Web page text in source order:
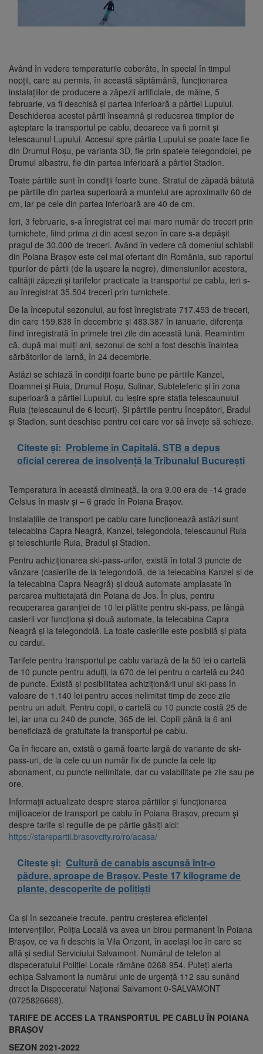
Având în vedere temperaturile coborâte, în special în timpul
nopții, care au permis, în această săptămână, funcționarea
instalațiilor de producere a zăpezii artificiale, de mâine, 5
februarie, va fi deschisă și partea inferioară a pârtiei Lupului.
Deschiderea acestei pârtii înseamnă și reducerea timpilor de
așteptare la transportul pe cablu, deoarece va fi pornit și
telescaunul Lupului. Accesul spre pârtia Lupului se poate face fie
din Drumul Roșu, pe varianta 3D, fie prin spatele telegondolei, pe
Drumul albastru, fie din partea inferioară a pârtiei Stadion.
Toate pârtiile sunt în condiții foarte bune. Stratul de zăpadă bătută
pe pârtiile din partea superioară a muntelui are aproximativ 60 de
cm, iar pe cele din partea inferioară are 40 de cm.
Ieri, 3 februarie, s-a înregistrat cel mai mare număr de treceri prin
turnichete, fiind prima zi din acest sezon în care s-a depășit
pragul de 30.000 de treceri. Având în vedere că domeniul schiabil
din Poiana Brașov este cel mai ofertant din România, sub raportul
tipurilor de pârtii (de la ușoare la negre), dimensiunilor acestora,
calității zăpezii și tarifelor practicate la transportul pe cablu, ieri s-
au înregistrat 35.504 treceri prin turnichete.
De la începutul sezonului, au fost înregistrate 717.453 de treceri,
din care 159.838 în decembrie și 483.387 în ianuarie, diferența
fiind înregistrată în primele trei zile din această lună. Reamintim
că, după mai mulți ani, sezonul de schi a fost deschis înaintea
sărbătorilor de iarnă, în 24 decembrie.
Astăzi se schiază în condiții foarte bune pe pârtiile Kanzel,
Doamnei și Ruia, Drumul Roșu, Sulinar, Subteleferic și în zona
superioară a pârtiei Lupului, cu ieșire spre stația telescaunului
Ruia (telescaunul de 6 locuri). Și pârtiile pentru începători, Bradul
și Stadion, sunt deschise pentru cei care vor să învețe să schieze.
Citeste și: Probleme în Capitală. STB a depus
oficial cererea de insolvență la Tribunalul București
Temperatura în această dimineață, la ora 9.00 era de -14 grade
Celsius în masiv și – 6 grade în Poiana Brașov.
Instalațiile de transport pe cablu care funcționează astăzi sunt
telecabina Capra Neagră, Kanzel, telegondola, telescaunul Ruia
și teleschiurile Ruia, Bradul și Stadion.
Pentru achiziționarea ski-pass-urilor, există în total 3 puncte de
vânzare (casieriile de la telegondolă, de la telecabina Kanzel și de
la telecabina Capra Neagră) și două automate amplasate în
parcarea multietajată din Poiana de Jos. În plus, pentru
recuperarea garanției de 10 lei plătite pentru ski-pass, pe lângă
casierii vor funcționa și două automate, la telecabina Capra
Neagră și la telegondolă. La toate casieriile este posibilă și plata
cu cardul.
Tarifele pentru transportul pe cablu variază de la 50 lei o cartelă
de 10 puncte pentru adulți, la 670 de lei pentru o cartelă cu 240
de puncte. Există și posibilitatea achiziționării unui ski-pass în
valoare de 1.140 lei pentru acces nelimitat timp de zece zile
pentru un adult. Pentru copii, o cartelă cu 10 puncte costă 25 de
lei, iar una cu 240 de puncte, 365 de lei. Copiii până la 6 ani
beneficiază de gratuitate la transportul pe cablu.
Ca în fiecare an, există o gamă foarte largă de variante de ski-
pass-uri, de la cele cu un număr fix de puncte la cele tip
abonament, cu puncte nelimitate, dar cu valabilitate pe zile sau pe
ore.
Informații actualizate despre starea pârtiilor și funcționarea
mijlioacelor de transport pe cablu în Poiana Brașov, precum și
despre tarife și regulile de pe pârtie găsiți aici:
https://starepartii.brasovcity.ro/ro/acasa/
Citeste și: Cultură de canabis ascunsă într-o
pădure, aproape de Brașov. Peste 17 kilograme de
plante, descoperite de polițiști
Ca și în sezoanele trecute, pentru creșterea eficienței
intervențiilor, Poliția Locală va avea un birou permanent în Poiana
Brașov, ce va fi deschis la Vila Orizont, în același loc în care se
află și sediul Serviciului Salvamont. Numărul de telefon al
dispeceratului Poliției Locale rămâne 0268-954. Puteți alerta
echipa Salvamont la numărul unic de urgență 112 sau sunând
direct la Dispeceratul Național Salvamont 0-SALVAMONT
(0725826668).
TARIFE DE ACCES LA TRANSPORTUL PE CABLU ÎN POIANA
BRAȘOV
SEZON 2021-2022